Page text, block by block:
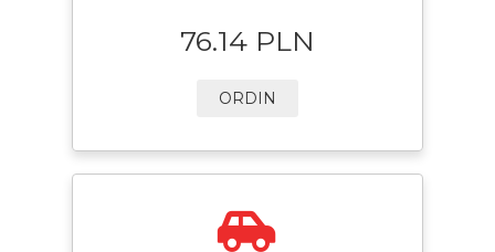
76.14 PLN
ORDIN